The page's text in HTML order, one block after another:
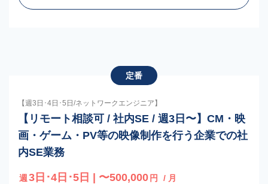
定番
【週3日･4日･5日/ネットワークエンジニア】
【リモート相談可 / 社内SE / 週3日〜】CM・映
画・ゲーム・PV等の映像制作を行う企業での社
内SE業務
週 3日･4日･5日 | 〜500,000 円 / 月